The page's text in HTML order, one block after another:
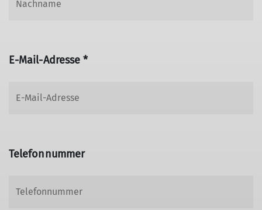
E-Mail-Adresse *
Telefonnummer